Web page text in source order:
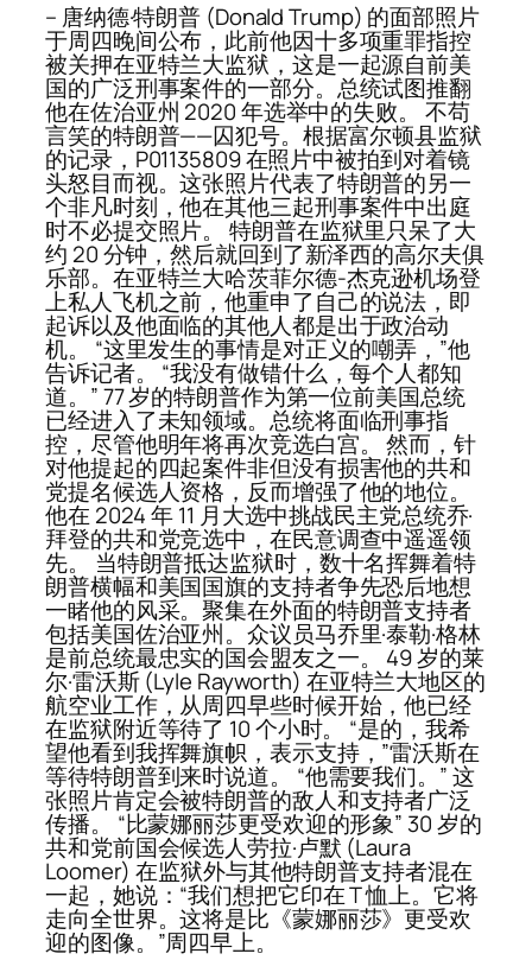
– 唐纳德·特朗普 (Donald Trump) 的面部照片
于周四晚间公布，此前他因十多项重罪指控
被关押在亚特兰大监狱，这是一起源自前美
国的广泛刑事案件的一部分。总统试图推翻
他在佐治亚州 2020 年选举中的失败。 不苟
言笑的特朗普——囚犯号。根据富尔顿县监狱
的记录，P01135809 在照片中被拍到对着镜
头怒目而视。这张照片代表了特朗普的另一
个非凡时刻，他在其他三起刑事案件中出庭
时不必提交照片。 特朗普在监狱里只呆了大
约 20 分钟，然后就回到了新泽西的高尔夫俱
乐部。在亚特兰大哈茨菲尔德-杰克逊机场登
上私人飞机之前，他重申了自己的说法，即
起诉以及他面临的其他人都是出于政治动
机。 “这里发生的事情是对正义的嘲弄，”他
告诉记者。 “我没有做错什么，每个人都知
道。” 77 岁的特朗普作为第一位前美国总统
已经进入了未知领域。总统将面临刑事指
控，尽管他明年将再次竞选白宫。 然而，针
对他提起的四起案件非但没有损害他的共和
党提名候选人资格，反而增强了他的地位。
他在 2024 年 11 月大选中挑战民主党总统乔·
拜登的共和党竞选中，在民意调查中遥遥领
先。 当特朗普抵达监狱时，数十名挥舞着特
朗普横幅和美国国旗的支持者争先恐后地想
一睹他的风采。聚集在外面的特朗普支持者
包括美国佐治亚州。众议员马乔里·泰勒·格林
是前总统最忠实的国会盟友之一。 49 岁的莱
尔·雷沃斯 (Lyle Rayworth) 在亚特兰大地区的
航空业工作，从周四早些时候开始，他已经
在监狱附近等待了 10 个小时。 “是的，我希
望他看到我挥舞旗帜，表示支持，”雷沃斯在
等待特朗普到来时说道。 “他需要我们。” 这
张照片肯定会被特朗普的敌人和支持者广泛
传播。 “比蒙娜丽莎更受欢迎的形象” 30 岁的
共和党前国会候选人劳拉·卢默 (Laura
Loomer) 在监狱外与其他特朗普支持者混在
一起，她说：“我们想把它印在 T 恤上。它将
走向全世界。这将是比《蒙娜丽莎》更受欢
迎的图像。”周四早上。